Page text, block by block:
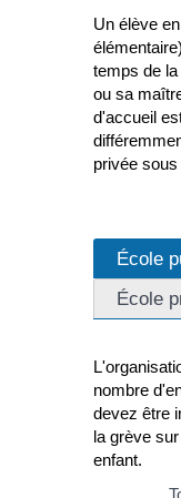
Un élève
temps de
ou sa
d'accueil
privée
École
École
nombre
devez être
la grève
enfant.